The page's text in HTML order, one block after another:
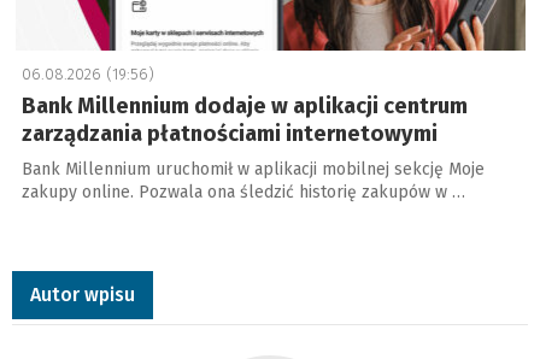
06.08.2026 (19:56)
Bank Millennium dodaje w aplikacji centrum
zarządzania płatnościami internetowymi
Bank Millennium uruchomił w aplikacji mobilnej sekcję Moje
zakupy online. Pozwala ona śledzić historię zakupów w …
Autor wpisu